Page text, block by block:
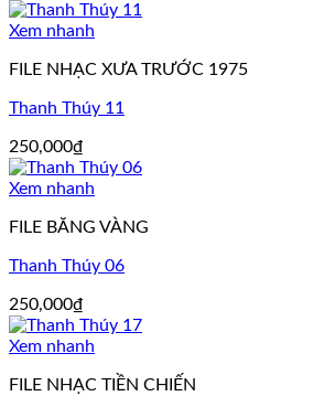
Xem nhanh
FILE NHẠC XƯA TRƯỚC 1975
Thanh Thúy 11
250,000₫
Xem nhanh
FILE BĂNG VÀNG
Thanh Thúy 06
250,000₫
Xem nhanh
FILE NHẠC TIỀN CHIẾN